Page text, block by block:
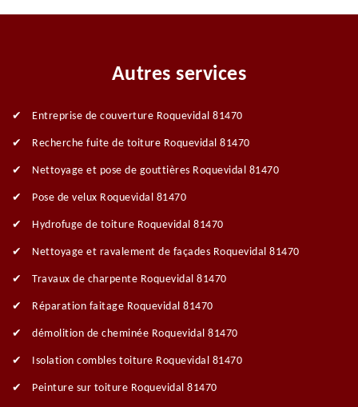
Autres services
Entreprise de couverture Roquevidal 81470
Recherche fuite de toiture Roquevidal 81470
Nettoyage et pose de gouttières Roquevidal 81470
Pose de velux Roquevidal 81470
Hydrofuge de toiture Roquevidal 81470
Nettoyage et ravalement de façades Roquevidal 81470
Travaux de charpente Roquevidal 81470
Réparation faitage Roquevidal 81470
démolition de cheminée Roquevidal 81470
Isolation combles toiture Roquevidal 81470
Peinture sur toiture Roquevidal 81470